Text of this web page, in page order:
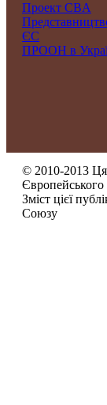
Проект CBA
ЄС
ПРООН в
© 2010-2013 Ця
Зміст цієї
Союзу